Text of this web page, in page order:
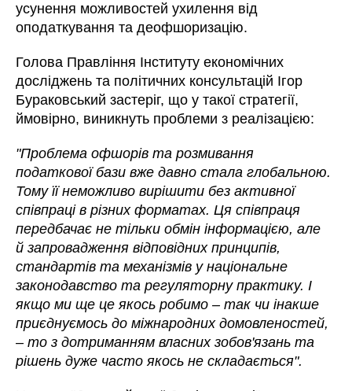
усунення можливостей ухилення від
оподаткування та деофшоризацію.
Голова Правління Інституту економічних
досліджень та політичних консультацій Ігор
Бураковський застеріг, що у такої стратегії,
ймовірно, виникнуть проблеми з реалізацією:
"Проблема офшорів та розмивання
податкової бази вже давно стала глобальною.
Тому її неможливо вирішити без активної
співпраці в різних форматах. Ця співпраця
передбачає не тільки обмін інформацією, але
й запровадження відповідних принципів,
стандартів та механізмів у національне
законодавство та регуляторну практику. І
якщо ми ще це якось робимо – так чи інакше
приєднуємось до міжнародних домовленостей,
– то з дотриманням власних зобов'язань та
рішень дуже часто якось не складається".